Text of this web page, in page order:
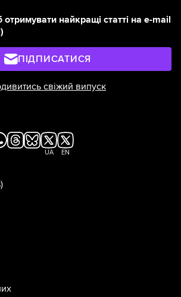
найкращі статті на e-mail
ПІДПИСАТИСЯ
свіжий випуск
UA EN